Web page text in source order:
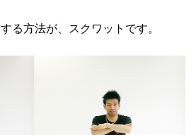
る方法が、スクワットです。